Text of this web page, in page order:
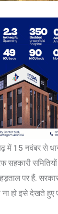
में 15 नवंबर से
सहकारी
पर हैं.
हो इसे देखते हुए